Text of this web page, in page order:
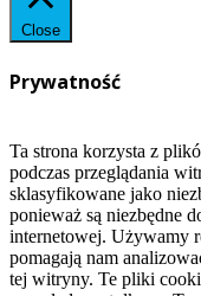
Close
Prywatność
Ta strona korzysta z
podczas przeglądania
sklasyfikowane jako
ponieważ są niezbędne
internetowej. Używamy
pomagają nam
tej witryny. Te pliki